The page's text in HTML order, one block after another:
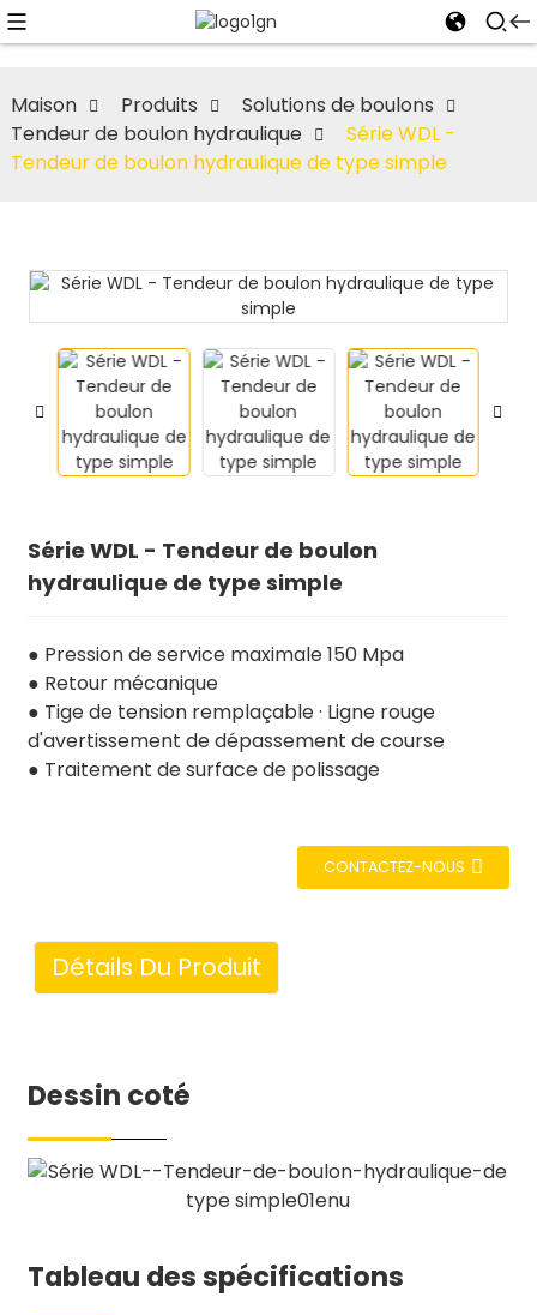
Maison Produits
Solutions de boulons
Tendeur de boulon hydraulique
Série WDL -
Tendeur de boulon hydraulique de type simple
Série WDL - Tendeur de boulon
hydraulique de type simple
● Pression de service maximale 150 Mpa
● Retour mécanique
● Tige de tension remplaçable · Ligne rouge
d'avertissement de dépassement de course
● Traitement de surface de polissage
CONTACTEZ-NOUS
Détails Du Produit
Dessin coté
Tableau des spécifications